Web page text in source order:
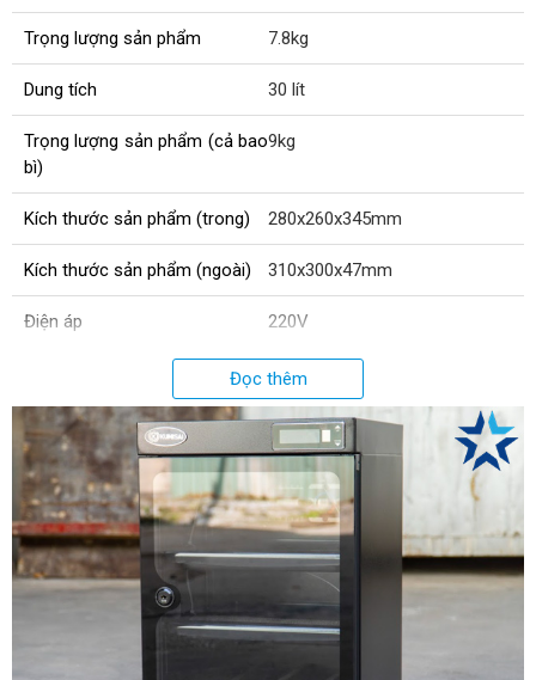
Trọng lượng sản phẩm 7.8kg
Dung tích 30 lít
Trọng lượng sản phẩm (cả bao
bì)
9kg
Kích thước sản phẩm (trong) 280x260x345mm
Kích thước sản phẩm (ngoài) 310x300x47mm
Điện áp 220V
7W
Xuất xứ Chính hãng
Đọc thêm